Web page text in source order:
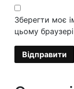
Зберегти моє
цьому